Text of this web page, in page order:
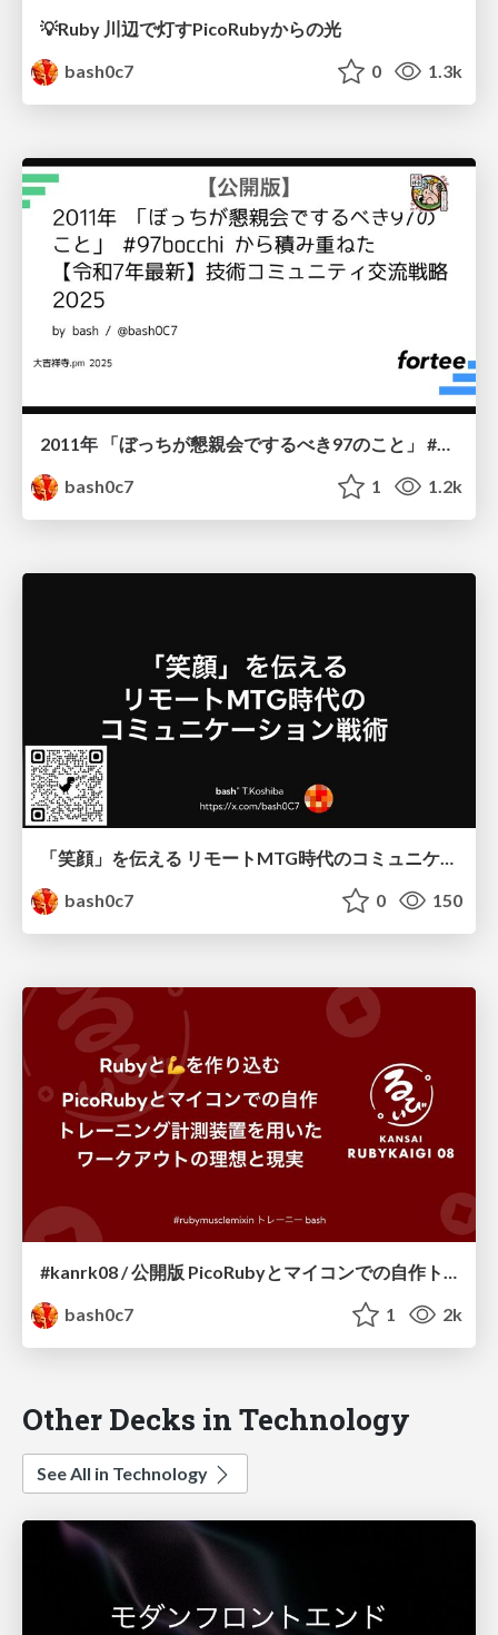
💡Ruby 川辺で灯すPicoRubyからの光
bash0c7
0 1.3k
bash0c7
1 1.2k
「笑顔」を伝える リモートMTG時代のコミュニケーション戦術
bash0c7
0 150
#kanrk08 / 公開版 PicoRubyとマイコンでの自作トレーニング計測装置を用いたワークアウトの理想と現実
bash0c7
1 2k
Other Decks in Technology
See All in Technology